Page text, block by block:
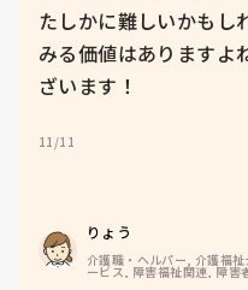
たしかに難しいかもし
みる価値はありますよ
ざいます！
11/11
りょう
介護職・ヘルパー, 介護福
ービス, 障害福祉関連, 障害